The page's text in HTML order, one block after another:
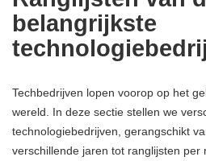
belangrijkste
Techbedrijven lopen voorop op het
wereld. In deze sectie stellen we
technologiebedrijven, gerangschikt
verschillende jaren tot ranglijsten per